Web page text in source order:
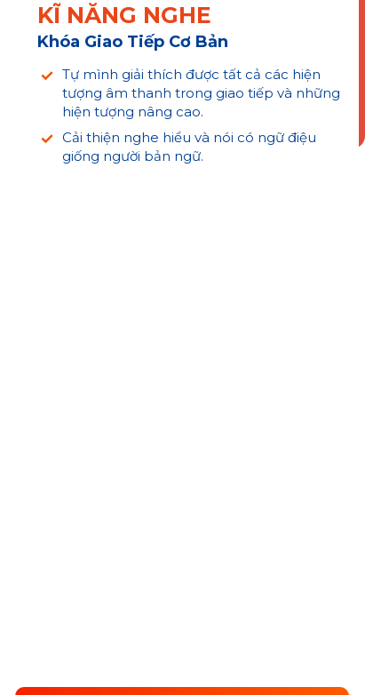
KĨ NĂNG NGHE
Khóa Giao Tiếp Cơ Bản
Tự mình giải thích được tất cả các hiện
tượng âm thanh trong giao tiếp và những
hiện tượng nâng cao.
Cải thiện nghe hiểu và nói có ngữ điệu
giống người bản ngữ.